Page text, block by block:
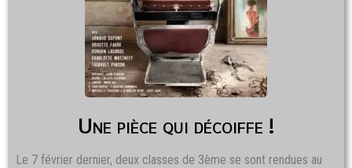
Une pièce qui décoiffe !
Le 7 février dernier, deux classes de 3ème se sont rendues au